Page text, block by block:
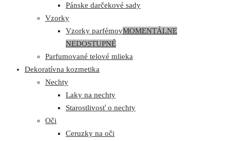
Pánske darčekové sady
Vzorky
Vzorky parfémovMOMENTÁLNE
NEDOSTUPNÉ
Parfumované telové mlieka
Dekoratívna kozmetika
Nechty
Laky na nechty
Starostlivosť o nechty
Oči
Ceruzky na oči